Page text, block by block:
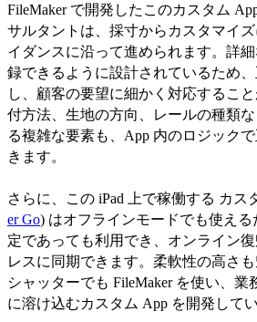
FileMaker で開発したこのカスタム
サルタントは、採寸からカスタマイ
イダンスに沿って進められます。詳
録できるように設計されているため
し、顧客の要望に細かく対応するこ
付方法、生地の方向、レールの種類
る複雑な要素も、App 内のロジック
きます。
さらに、この iPad 上で稼働する カス
er Go) はオフラインモードでも使え
定であっても利用でき、オンライン
レスに同期できます。柔軟性の高さ
シャッターでも FileMaker を使い、
に溶け込むカスタム App を開発してい